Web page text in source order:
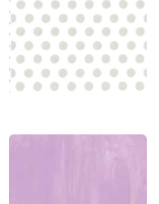
守神社」があ
春分ですね。
方位除けへ行
も祈願した「
の時間がない
お薬出しすぎ